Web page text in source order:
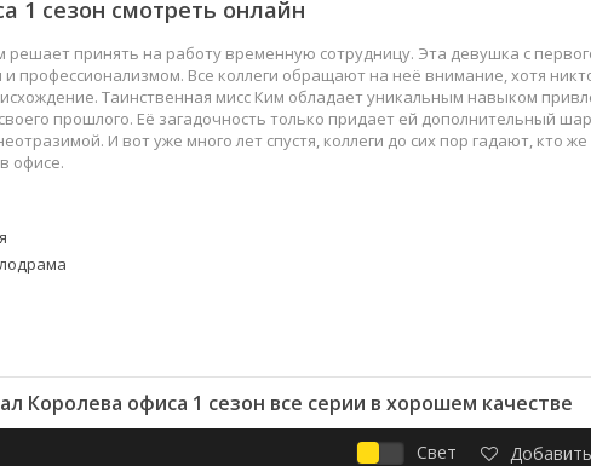
Боевики
Приключения
Детективы
Военные
Семейные
Спортивные
1 сезон смотреть онлайн
решает принять на работу временную сотрудницу. Эта девушка с
профессионализмом. Все коллеги обращают на неё внимание, хотя
Таинственная мисс Ким обладает уникальным навыком
прошлого. Её загадочность только придает ей дополнительный
И вот уже много лет спустя, коллеги до сих пор гадают, кто
офисе.
Королева офиса 1 сезон все серии в хорошем качестве
Свет